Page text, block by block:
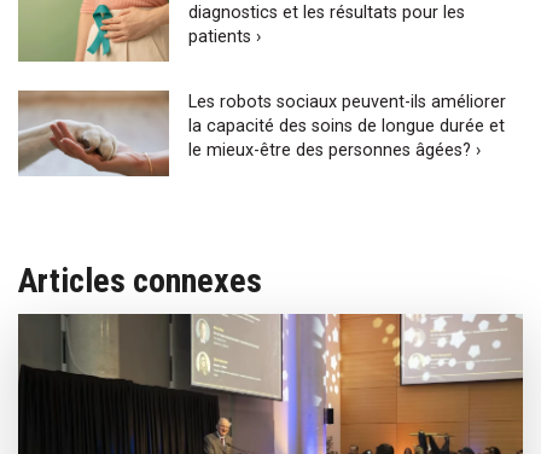
diagnostics et les résultats pour les
patients ›
Les robots sociaux peuvent-ils améliorer
la capacité des soins de longue durée et
le mieux-être des personnes âgées? ›
Articles connexes